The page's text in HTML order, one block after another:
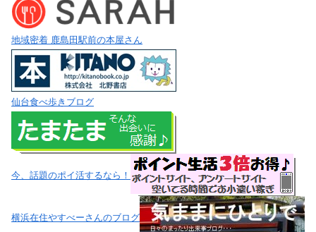
地域密着 鹿島田駅前の本屋さん
仙台食べ歩きブログ
今、話題のポイ活するなら！
横浜在住やすべーさんのブログ